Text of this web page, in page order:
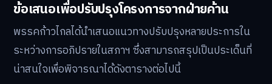
ข้อเสนอเพื่อปรับปรุงโครงการจากฝ่ายค้าน
พรรคก้าวไกลได้นำเสนอแนวทางปรับปรุงหลายประการใน
ระหว่างการอภิปรายในสภาฯ ซึ่งสามารถสรุปเป็นประเด็นที่
น่าสนใจเพื่อพิจารณาได้ดังตารางต่อไปนี้